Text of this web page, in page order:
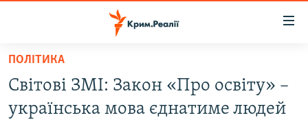
Перейти
основного
матеріалу
Перейти
ВІДЕО ТА ФОТО
ПОЛІТИКА
Світові ЗМІ: Закон «Про освіту» –
українська мова єднатиме людей